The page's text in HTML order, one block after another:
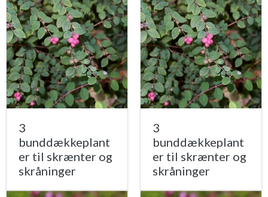
3
bunddækkeplant
er til skrænter og
skråninger
3
bunddækkeplant
er til skrænter og
skråninger